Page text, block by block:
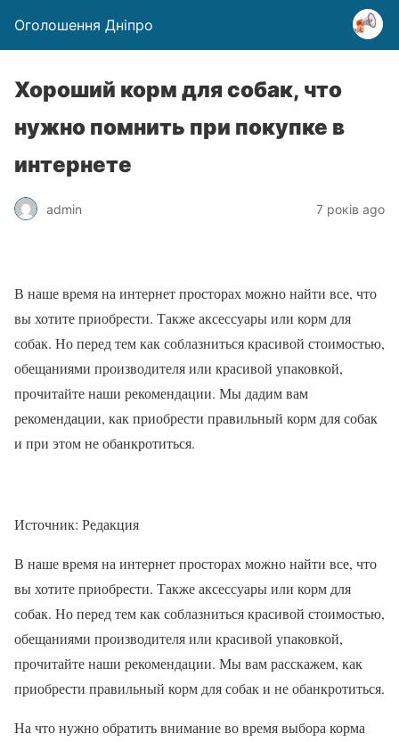
Оголошення Дніпро
Хороший корм для собак, что
нужно помнить при покупке в
интернете
admin 7 років ago
В наше время на интернет просторах можно найти все, что
вы хотите приобрести. Также аксессуары или корм для
собак. Но перед тем как соблазниться красивой стоимостью,
обещаниями производителя или красивой упаковкой,
прочитайте наши рекомендации. Мы дадим вам
рекомендации, как приобрести правильный корм для собак
и при этом не обанкротиться.
Источник: Редакция
В наше время на интернет просторах можно найти все, что
вы хотите приобрести. Также аксессуары или корм для
собак. Но перед тем как соблазниться красивой стоимостью,
обещаниями производителя или красивой упаковкой,
прочитайте наши рекомендации. Мы вам расскажем, как
приобрести правильный корм для собак и не обанкротиться.
На что нужно обратить внимание во время выбора корма